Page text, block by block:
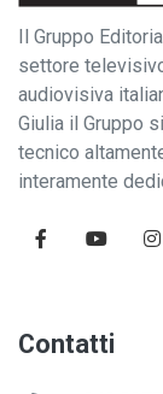
Il Gruppo
settore
audiovisiva
Giulia il Gruppo
tecnico
interamente
Contatti